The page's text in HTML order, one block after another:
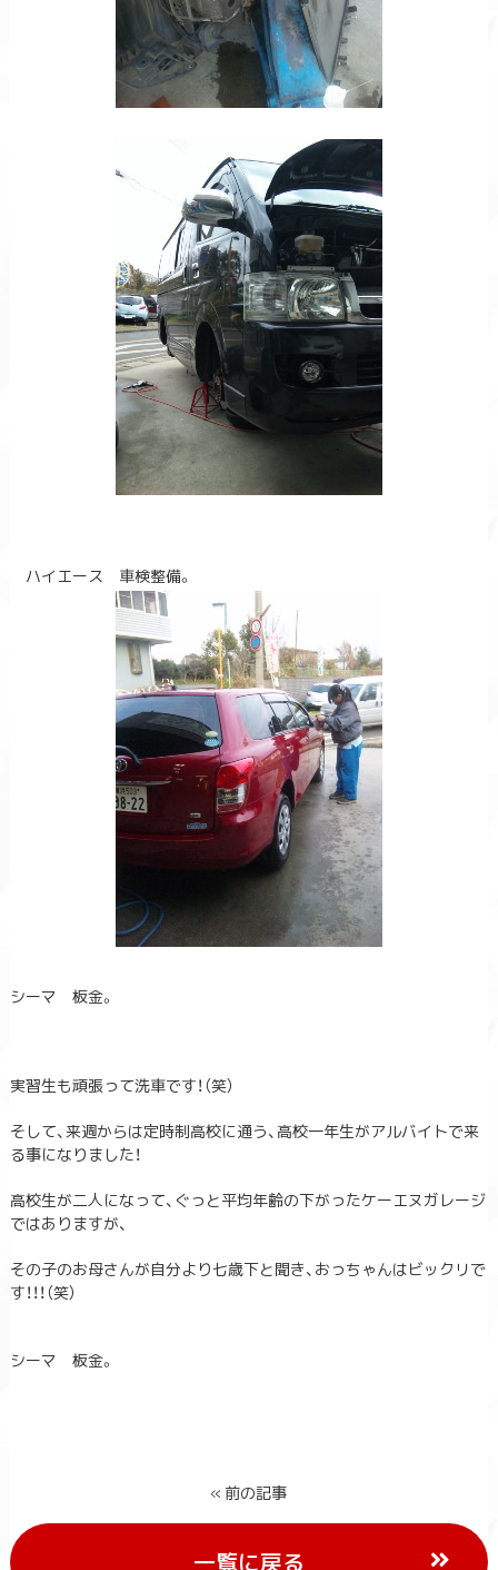
ハイエース 車検整備。
シーマ 板金。
実習生も頑張って洗車です！（笑）
そして、来週からは定時制高校に通う、高校一年生がアルバイトで来
る事になりました！
高校生が二人になって、ぐっと平均年齢の下がったケーエヌガレージ
ではありますが、
その子のお母さんが自分より七歳下と聞き、おっちゃんはビックリで
す！！！（笑）
シーマ 板金。
« 前の記事
一覧に戻る